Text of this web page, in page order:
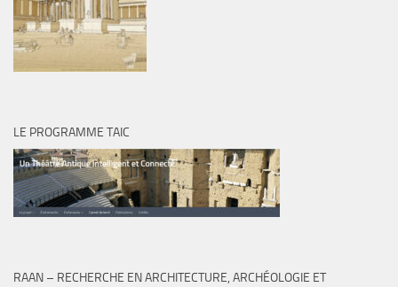
LE PROGRAMME TAIC
RAAN – RECHERCHE EN ARCHITECTURE, ARCHÉOLOGIE ET